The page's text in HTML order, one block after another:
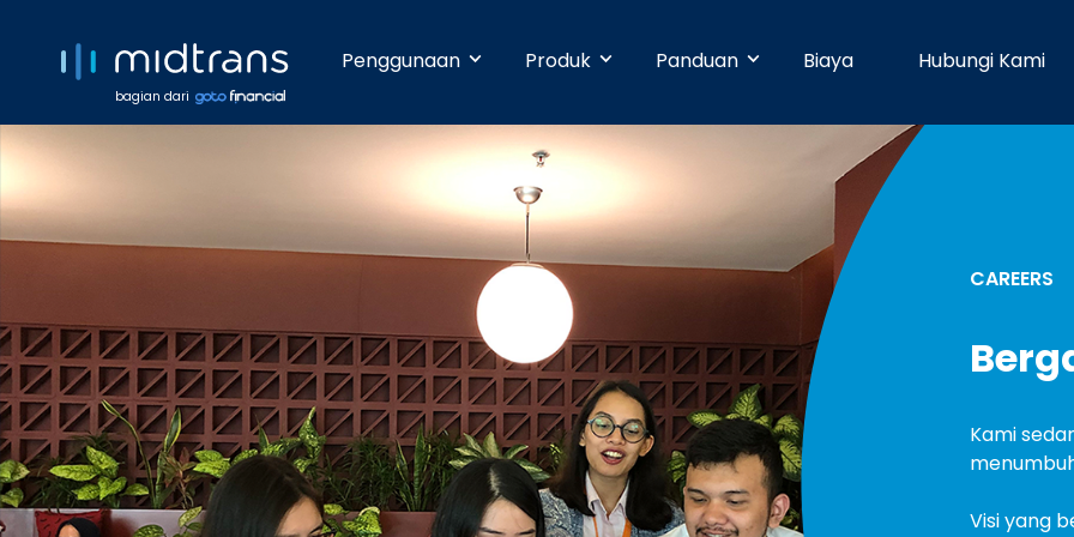
bagian dari
Penggunaan
Startups & Early Businesses
Terima pembayaran hari ini juga, walaupun
Anda bekerja sendiri. Tanpa perlu
pengetahuan teknis.
Growing businesses
Dengan dashboard yang mudah digunakan,
pembayaran dapat dikelola dengan mudah.
Enterprise
Pembayaran ke banyak rekening dapat
Produk
Online Payment
Dengan 25 pilihan metode pembayaran,
pelanggan Anda dapat membayar
Manajemen Promo
Buat promosi dan tingkatkan penjualan
dengan mudah tanpa pengaturan teknis.
Panduan
Pusat Bantuan
Blog
Keamanan
Biaya Hubungi Kami
CAREERS
Kami
Visi yang